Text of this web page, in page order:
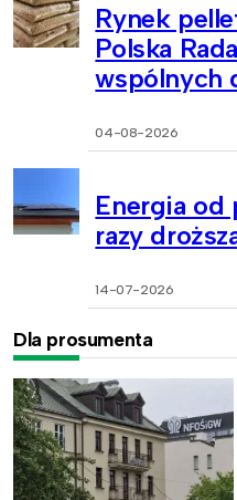
Rynek
Polska
wspólnych
04-08-2026
Energia od
razy
14-07-2026
Dla prosumenta